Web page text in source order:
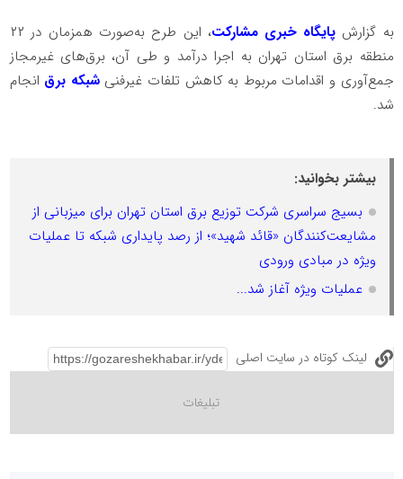
به گزارش پایگاه خبری مشارکت
، این طرح به‌صورت همزمان در ۲۲
منطقه برق استان تهران به اجرا درآمد و طی آن، برق‌های غیرمجاز
جمع‌آوری و اقدامات مربوط به کاهش تلفات غیرفنی شبکه برق انجام
شد.
بیشتر بخوانید:
بسیج سراسری شرکت توزیع برق استان تهران برای میزبانی از
مشایعت‌کنندگان «قائد شهید»؛ از رصد پایداری شبکه تا عملیات
ویژه در مبادی ورودی
عملیات ویژه آغاز شد...
لینک کوتاه در سایت اصلی